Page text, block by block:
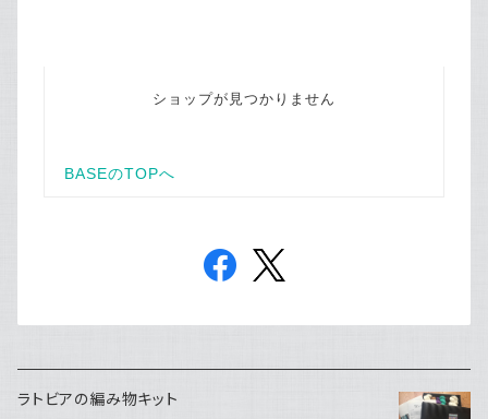
ラトビアの編み物キット